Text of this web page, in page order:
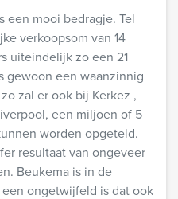
een mooi bedragje. Tel
verkoopsom van 14
uiteindelijk zo een 21
gewoon een waanzinnig
zal er ook bij Kerkez ,
een miljoen of 5
worden opgeteld.
resultaat van ongeveer
Beukema is in de
ongetwijfeld is dat ook